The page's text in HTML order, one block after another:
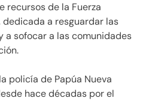
recursos de la Fuerza
a resguardar las
a sofocar a las comunidades
policía de Papúa Nueva
hace décadas por el